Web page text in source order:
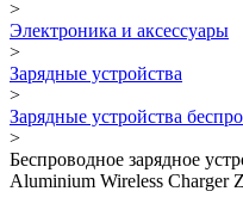
>
Электроника и аксессуары
>
Зарядные устройства
>
Зарядные устройства
>
Беспроводное зарядное
Aluminium Wireless Charger